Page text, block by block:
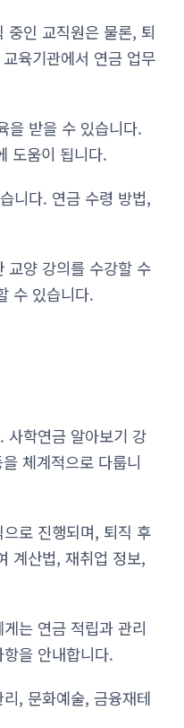
중인 교직원은 물론, 퇴
육기관에서 연금 업무
을 받을 수 있습니다.
도움이 됩니다.
니다. 연금 수령 방법,
교양 강의를 수강할 수
수 있습니다.
사학연금 알아보기 강
체계적으로 다룹니
로 진행되며, 퇴직 후
계산법, 재취업 정보,
는 연금 적립과 관리
을 안내합니다.
, 문화예술, 금융재테